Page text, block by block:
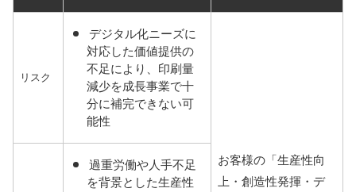
リスク
デジタル化ニーズに
対応した価値提供の
不足により、印刷量
減少を成長事業で十
分に補完できない可
能性
お客様の「生産性向
上・創造性発揮・デ
過重労働や人手不足
を背景とした生産性